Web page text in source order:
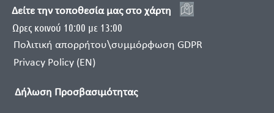
Δείτε την τοποθεσία μας στο χάρτη
Ωρες κοινού 10:00 με 13:00
Πολιτική απορρήτου\συμμόρφωση GDPR
Privacy Policy (EN)
Δήλωση Προσβασιμότητας